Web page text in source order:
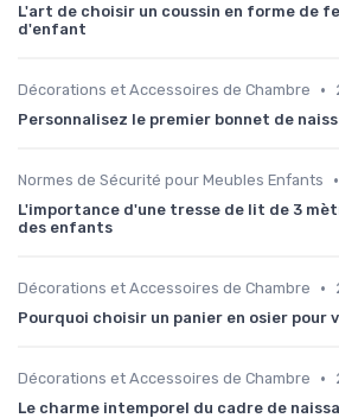
L'art de choisir un coussin en forme de
d'enfant
Décorations et Accessoires de Chambre •
Personnalisez le premier bonnet de
Normes de Sécurité pour Meubles Enfants •
L'importance d'une tresse de lit de 3
des enfants
Décorations et Accessoires de Chambre •
Pourquoi choisir un panier en osier pour
Décorations et Accessoires de Chambre •
Le charme intemporel du cadre de